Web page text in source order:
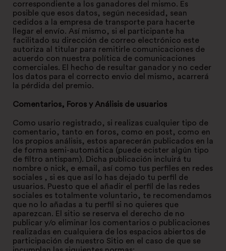
correspondiente a los ganadores del mismo. Es
posible que esos datos, según necesidad, sean
cedidos a la empresa de transporte para hacerte
llegar el envío. Así mismo, si el participante ha
facilitado su dirección de correo electrónico este
autoriza al titular para remitirle comunicaciones de
acuerdo con nuestra política de comunicaciones
comerciales. El hecho de resultar ganador y no ceder
los datos para el correcto envio del mismo, acarrerá
la pérdida del premio.
Comentarios, Foros y Análisis de usuarios
Como usario registrado, si realizas cualquier tipo de
comentario, tanto en foros, como en post, como en
los propios análisis, estos aparecerán publicados en la
de forma semi-automática (puede ecister algún tipo
de filtro antispam). Dicha publicación incluirá tu
nombre o nick, e email, así como tus perfiles en redes
sociales , si es que así lo has dejado tu perfil de
usuarios. Puesto que el añadir el perfil de las redes
sociales es totalmente voluntario, te recomendamos
que no lo añadas a tu perfil si no quieres que
aparezcan. El sitio se reserva el derecho de no
publicar y/o eliminar los comentarios o publicaciones
realizadas en cualquiera de los espacios abiertos de
participación de nuestro Sitio en el caso de que se